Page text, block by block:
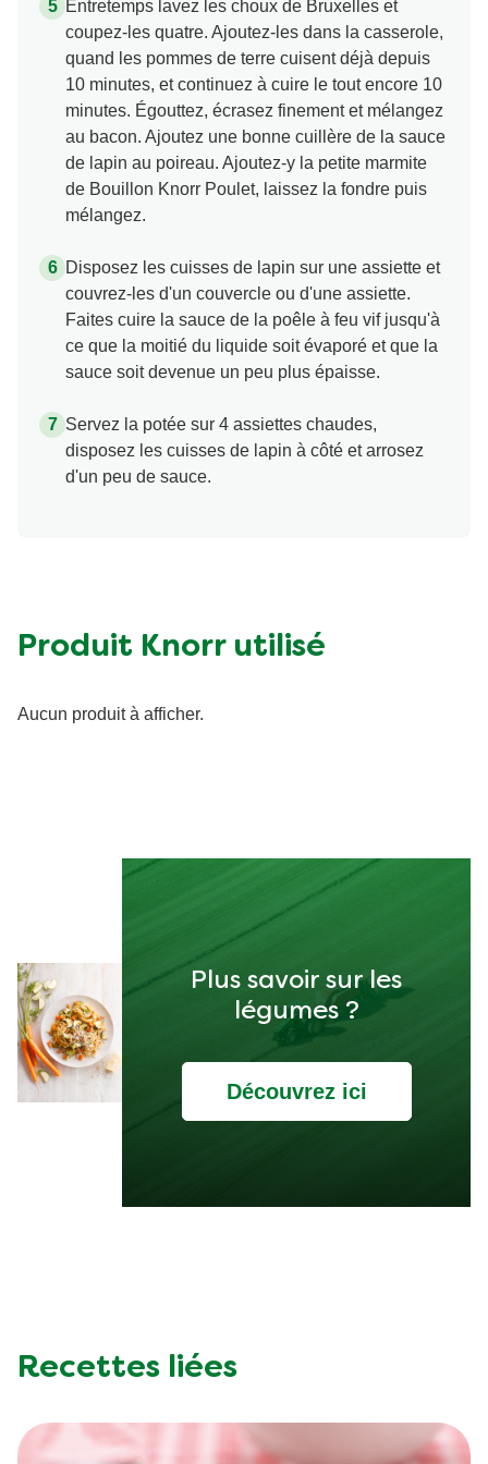
Entretemps lavez les choux de Bruxelles et
coupez-les quatre. Ajoutez-les dans la casserole,
quand les pommes de terre cuisent déjà depuis
10 minutes, et continuez à cuire le tout encore 10
minutes. Égouttez, écrasez finement et mélangez
au bacon. Ajoutez une bonne cuillère de la sauce
de lapin au poireau. Ajoutez-y la petite marmite
de Bouillon Knorr Poulet, laissez la fondre puis
mélangez.
Disposez les cuisses de lapin sur une assiette et
couvrez-les d'un couvercle ou d'une assiette.
Faites cuire la sauce de la poêle à feu vif jusqu'à
ce que la moitié du liquide soit évaporé et que la
sauce soit devenue un peu plus épaisse.
Servez la potée sur 4 assiettes chaudes,
disposez les cuisses de lapin à côté et arrosez
d'un peu de sauce.
Produit Knorr utilisé
Aucun produit à afficher.
Plus savoir sur les
légumes ?
Découvrez ici
Recettes liées